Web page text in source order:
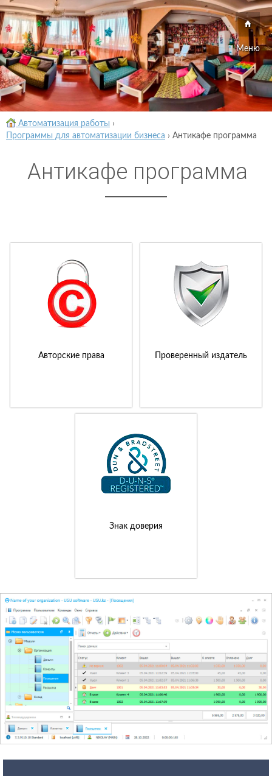
Меню
Автоматизация работы ›
Программы для автоматизации бизнеса › Антикафе программа
Антикафе программа
Авторские права Проверенный издатель
Знак доверия